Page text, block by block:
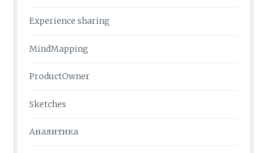
Experience sharing
MindMapping
ProductOwner
Sketches
Аналитика